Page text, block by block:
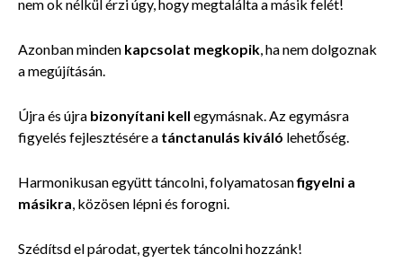
nem ok nélkül érzi úgy, hogy megtalálta a másik felét!
Azonban minden kapcsolat megkopik , ha nem dolgoznak
a megújításán.
Újra és újra bizonyítani kell egymásnak. Az egymásra
figyelés fejlesztésére a tánctanulás kiváló lehetőség.
Harmonikusan együtt táncolni, folyamatosanfigyelni a
másikra , közösen lépni és forogni.
Szédítsd el párodat, gyertek táncolni hozzánk!